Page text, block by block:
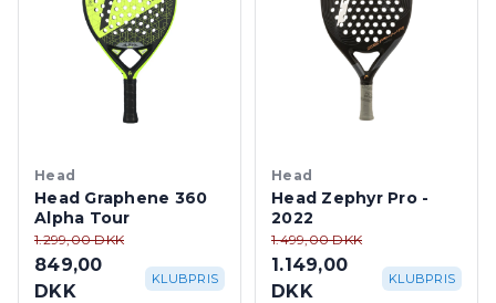
Head
Head Graphene 360
Alpha Tour
1.299,00 DKK
849,00
DKK
KLUBPRIS
Head
Head Zephyr Pro -
2022
1.499,00 DKK
1.149,00
DKK
KLUBPRIS